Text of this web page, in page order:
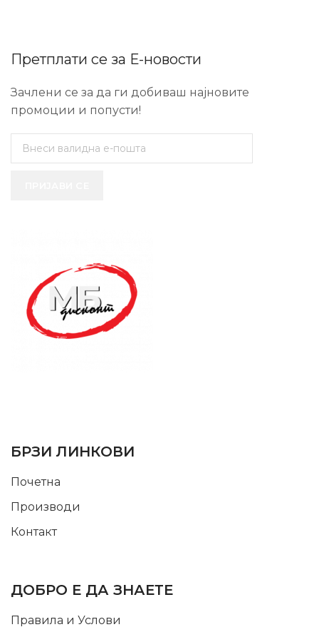
Претплати се за Е-новости
Зачлени се за да ги добиваш најновите
промоции и попусти!
БРЗИ ЛИНКОВИ
Почетна
Производи
Контакт
ДОБРО Е ДА ЗНАЕТЕ
Правила и Услови